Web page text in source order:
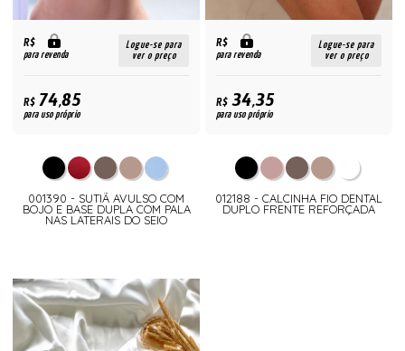
R$
para revenda
Logue-se para
ver o preço
R$74,85
para uso próprio
001390 - SUTIÃ AVULSO COM
BOJO E BASE DUPLA COM PALA
NAS LATERAIS DO SEIO
R$
para revenda
Logue-se para
ver o preço
R$34,35
para uso próprio
012188 - CALCINHA FIO DENTAL
DUPLO FRENTE REFORÇADA